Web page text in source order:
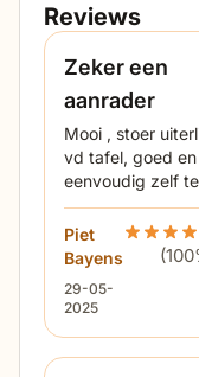
poeder op het
Vervolgens wordt
uitharden
warmte eerst
tenslotte
coating op het
is gemaakt van
keramiek op is
schoongemaakt
De Lifestyle
verkrijgbaar in
Reviews
Zeker een
aanrader
Mooi , stoer
vd tafel, goed en
eenvoudig zelf te
monteren. Goede
kwaliteit prijs
verhouding. Qua
voor ons
Piet
Bayens
29 mei 2025
29-05-
2025